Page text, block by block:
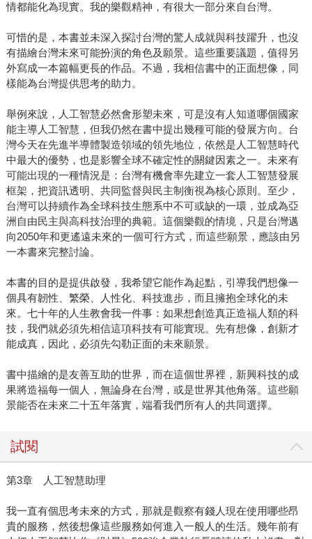
情都能化為現實。我的樂觀精神，有很大一部分來自台灣。
可惜的是，本書並未深入探討台灣的驚人成就與科技躍升，也沒
有描繪台灣未來可能扮演的角色及願景。這些重要議題，值得另
外寫成一本篇幅更長的作品。不過，我相信書中的正面想像，同
樣能為台灣提供思考的助力。
舉例來說，人工智慧必然會形塑未來，可是沒有人知道哪個國家
能主導人工智慧，但我仍然在書中提出幾種可能的發展方向。台
灣今天在先進半導體製造領域的領先地位，依然是人工智慧時代
中最大的優勢，也是影響全球不確定性的關鍵因素之一。未來有
可能出現的一種情況是：台灣有機會率先建立一套人工智慧發展
框架，把資訊透明、共同監督與民主制衡視為核心原則。至少，
台灣可以持續作為全球科技生態系中不可或缺的一環，並成為亞
洲自由民主與高科技治理的典範。這個樂觀的情境，只是台灣邁
向2050年和更遙遠未來的一個可行方式，而這些願景，應該由另
一本書來完整討論。
本書的目的是提供啟發，我希望它能作為起點，引導我們想像一
個具有韌性、繁榮、人性化、科技進步，而且擁抱全球化的未
來。七十年的人生教會我一件事：如果想創造真正造福人類的科
技，我們就必須先相信這項科技有可能實現。先有想像，創新才
能成真，因此，必須先勾勒正面的未來願景。
書中描繪的是友善互助的世界，而在這個世界裡，新興科技的成
果將造福每一個人，無論身在台灣，或是世界其他角落。這些願
景能否在未來二十五年落實，端看我們所有人的共同選擇。
試閱
第3章 人工智慧助理
我一直有個思考未來的方式，那就是觀察有錢人現在使用哪些昂
貴的服務，然後想像這些服務如何進入一般人的生活。幾年前有